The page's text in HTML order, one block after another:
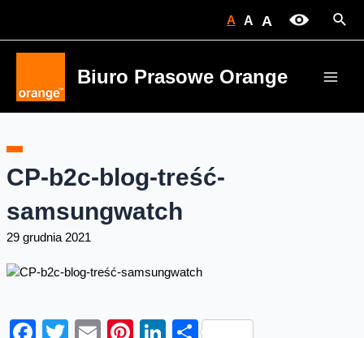
A A A
Biuro Prasowe Orange
CP-b2c-blog-treść-
samsungwatch
29 grudnia 2021
Facebook
Twitter
EmailPinterest
LinkedIn
Share